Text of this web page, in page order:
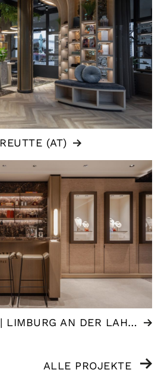
(AT)
JUWELIER DOWA | LIMBURG AN DER LAHN (DE)
ALLE PROJEKTE